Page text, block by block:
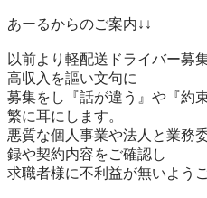
あーるからのご案内↓↓
以前より軽配送ドライバー募
高収入を謳い文句に
募集をし『話が違う』や『約
繁に耳にします。
悪質な個人事業や法人と業務
録や契約内容をご確認し
求職者様に不利益が無いよう